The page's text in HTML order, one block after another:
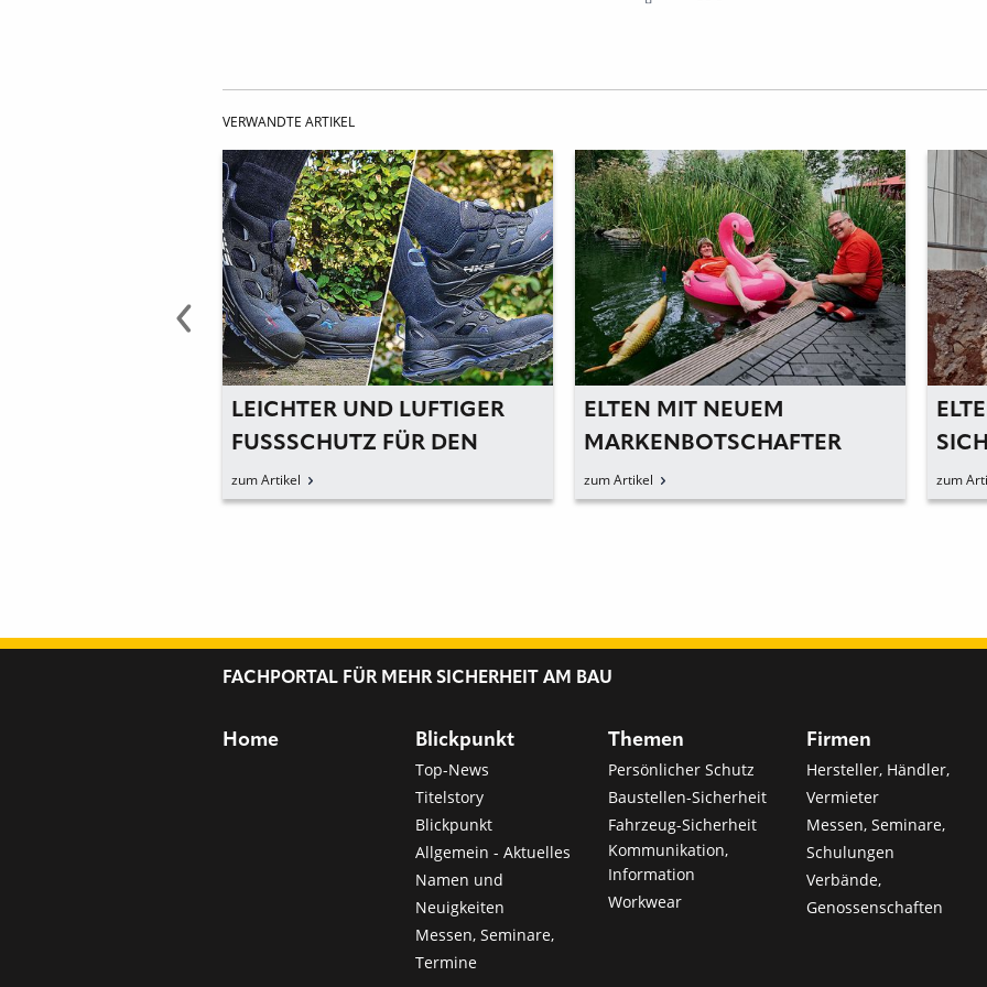
VERWANDTE ARTIKEL
LEICHTER UND LUFTIGER
FUSSSCHUTZ FÜR DEN S
OMMER
zum Artikel
ELTEN MIT NEUEM
MARKENBOTSCHAFTER
zum Artikel zum
FACHPORTAL FÜR MEHR SICHERHEIT AM BAU
Home Blickpunkt
Top-News
Titelstory
Blickpunkt
Allgemein - Aktuelles
Namen und
Neuigkeiten
Messen, Seminare,
Termine
Themen
Persönlicher Schutz
Baustellen-Sicherheit
Fahrzeug-Sicherheit
Kommunikation,
Information
Workwear
Firmen
Hersteller, Händler,
Vermieter
Messen, Seminare,
Schulungen
Verbände,
Genossenschaften